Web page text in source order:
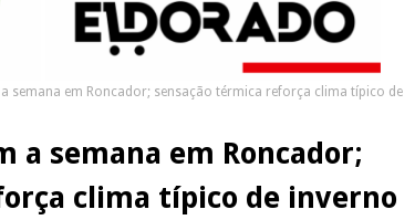
semana em Roncador; sensação térmica reforça clima típico de
a semana em Roncador;
clima típico de inverno